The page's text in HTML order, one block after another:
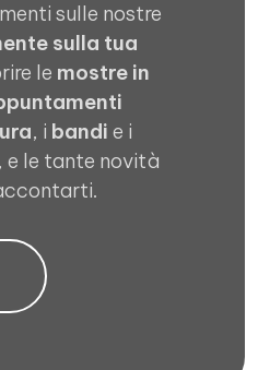
sulle nostre
sulla tua
le mostre in
, i bandi e i
, e le tante novità